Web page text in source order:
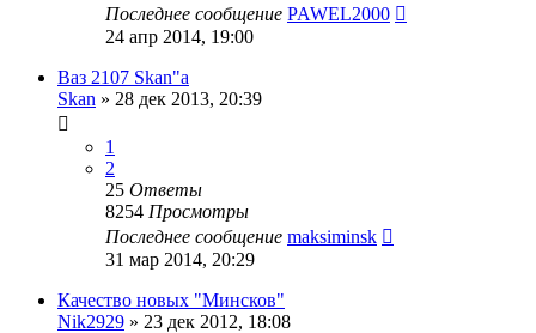
Последнее сообщение PAWEL2000
24 апр 2014, 19:00
Ваз 2107 Skan"a
Skan » 28 дек 2013, 20:39
1
2
25 Ответы
8254 Просмотры
Последнее сообщение maksiminsk
31 мар 2014, 20:29
Качество новых "Минсков"
Nik2929 » 23 дек 2012, 18:08